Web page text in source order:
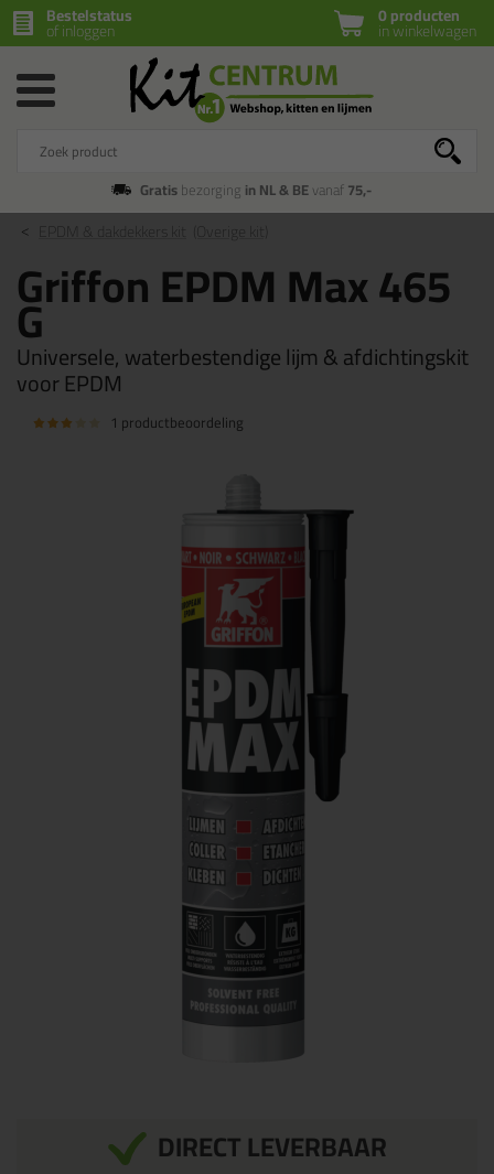
0 producten
in winkelwagen
Bestelstatus
of inloggen
Gratisbezorging in NL & BEvanaf75,-
Griffon EPDM Max 465
G
Universele, waterbestendige lijm & afdichtingskit
voor EPDM
1 productbeoordeling
DIRECT LEVERBAAR